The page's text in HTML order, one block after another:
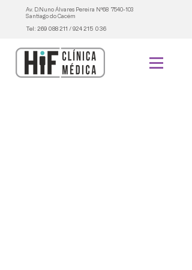
Av. D.Nuno Álvares Pereira Nº68 7540-103
Santiago do Cacém
Tel: 269 088 211 /924 215 036